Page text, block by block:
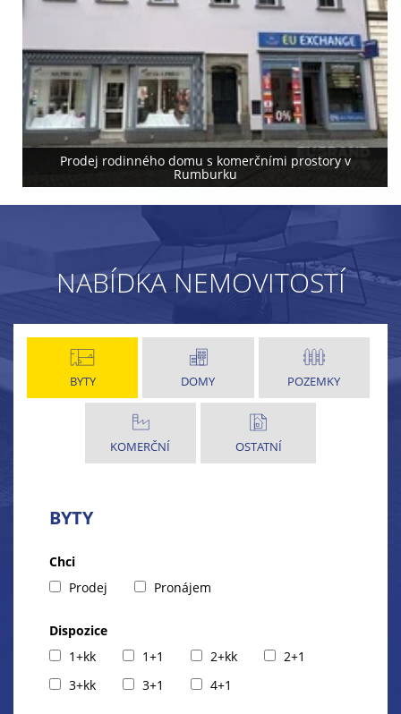
Prodej rodinného domu s komerčními prostory v
Rumburku
NABÍDKA NEMOVITOSTÍ
BYTY DOMY POZEMKY
KOMERČNÍ OSTATNÍ
BYTY
Chci
Prodej
Pronájem
Dispozice
1+kk
1+1 2+kk
2+1
3+kk
3+1 4+1